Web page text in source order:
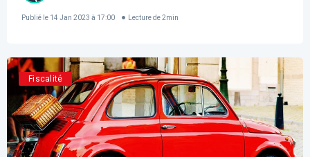
Publié le 14 Jan 2023 à 17:00 Lecture de 2min
Fiscalité